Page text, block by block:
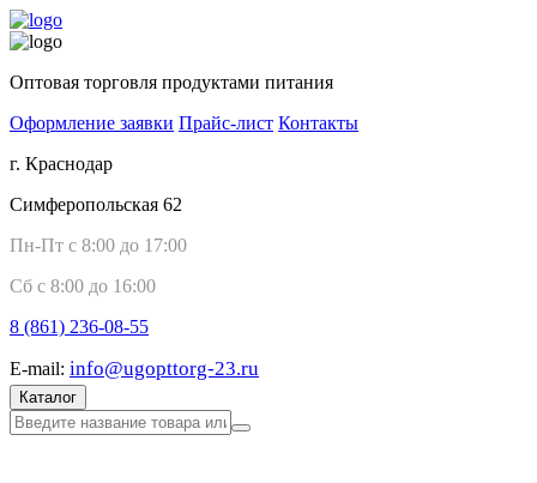
Оптовая торговля продуктами питания
Оформление заявки Прайс-лист Контакты
г. Краснодар
Симферопольская 62
Пн-Пт с 8:00 до 17:00
Сб с 8:00 до 16:00
8 (861) 236-08-55
E-mail: info@ugopttorg-23.ru
Каталог